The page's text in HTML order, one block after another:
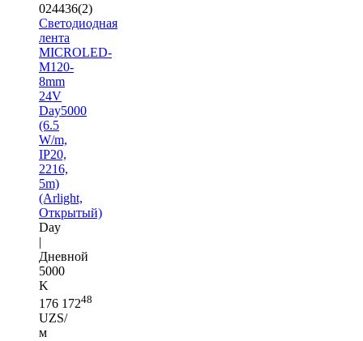
024436(2)
Светодиодная
лента
MICROLED-
M120-
8mm
24V
Day5000
(6.5
W/m,
IP20,
2216,
5m)
(Arlight,
Открытый)
Day
|
Дневной
5000
K
176 17248
UZS/
м